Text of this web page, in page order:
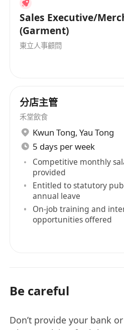
Sales Executive/
(Garment)
東立人事顧問
分店主管
禾堂飲食
Kwun Tong, Yau Tong
5 days per week
Competitive monthly
provided
Entitled to statutory
annual leave
On-job training and
opportunities offered
Be careful
Don’t provide your bank